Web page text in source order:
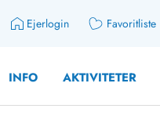
Ejerlogin Favoritliste
INFO AKTIVITETER